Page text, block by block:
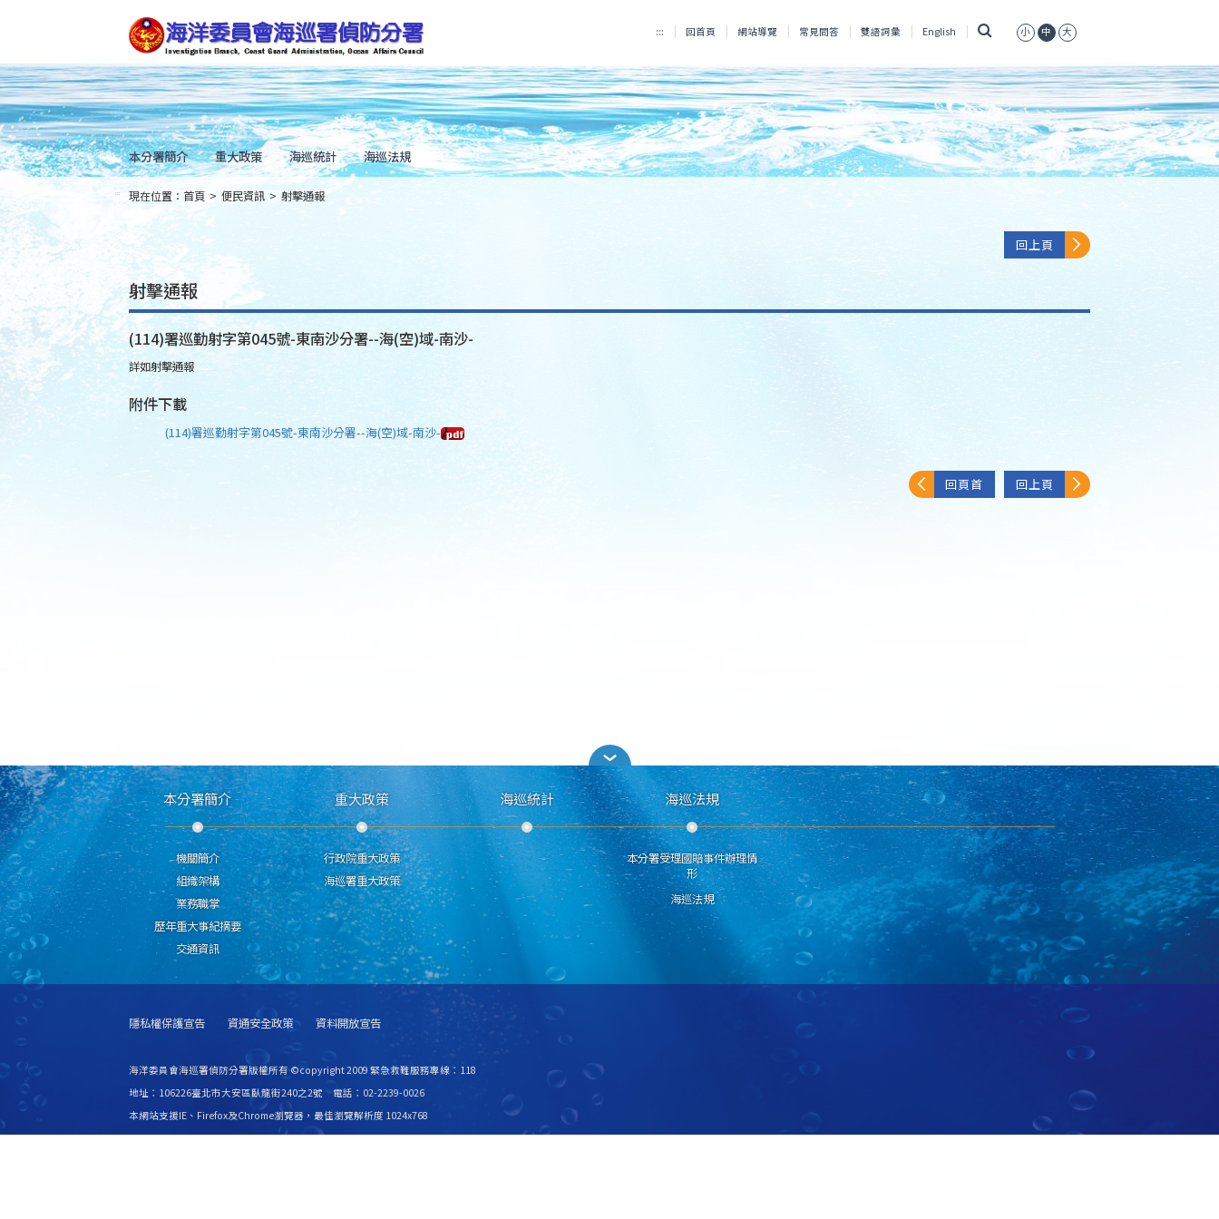
到
主
要
內
容
Skip
to
main
content
::: 回首頁 網站導覽 常見問答 雙語詞彙 English 小 中 大
本分署簡介 重大政策 海巡統計 海巡法規
::: 現在位置： 首頁 > 便民資訊 > 射擊通報
回上頁
射擊通報
(114)署巡勤射字第045號-東南沙分署--海(空)域-南沙-
詳如射擊通報
附件下載
(114)署巡勤射字第045號-東南沙分署--海(空)域-南沙-
回頁首 回上頁
本分署簡介
機關簡介
組織架構
業務職掌
歷年重大事紀摘要
交通資訊
重大政策
行政院重大政策
海巡署重大政策
海巡統計 海巡法規
本分署受理國賠事件辦理情
形
海巡法規
隱私權保護宣告 資通安全政策 資料開放宣告
海洋委員會海巡署偵防分署版權所有 ©copyright 2009 緊急救難服務專線：118
地址：106226臺北市大安區臥龍街240之2號 電話：02-2239-0026
本網站支援IE、Firefox及Chrome瀏覽器，最佳瀏覽解析度 1024x768
更新日期115年08月08日 瀏覽人次2816067